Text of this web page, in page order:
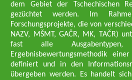
dem Gebiet der Tschechischen
gezüchtet werden. Im
Forschungsprojekte, die von
NAZV, MŠMT, GAČR, MK, TAČR)
fast alle
Ergebnisbewertungsmethodik
definiert und in den
übergeben werden. Es handelt